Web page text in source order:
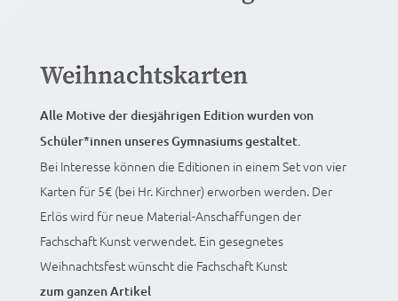
Weihnachtskarten
Alle Motive der diesjährigen Edition wurden von
Schüler*innen unseres Gymnasiums gestaltet.
Bei Interesse können die Editionen in einem Set von vier
Karten für 5€ (bei Hr. Kirchner) erworben werden. Der
Erlös wird für neue Material-Anschaffungen der
Fachschaft Kunst verwendet. Ein gesegnetes
Weihnachtsfest wünscht die Fachschaft Kunst
zum ganzen Artikel